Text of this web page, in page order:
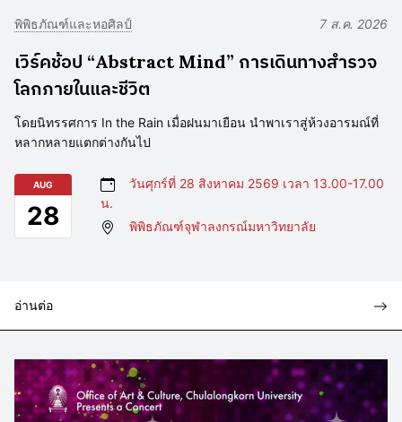
พิพิธภัณฑ์และหอศิลป์ 7 ส.ค. 2026
เวิร์คช้อป “Abstract Mind” การเดินทางสำรวจ
โลกภายในและชีวิต
โดยนิทรรศการ In the Rain เมื่อฝนมาเยือน นำพาเราสู่ห้วงอารมณ์ที่
หลากหลายแตกต่างกันไป
AUG
28
วันศุกร์ที่ 28 สิงหาคม 2569 เวลา 13.00-17.00
น.
พิพิธภัณฑ์จุฬาลงกรณ์มหาวิทยาลัย
อ่านต่อ